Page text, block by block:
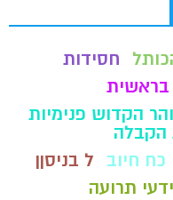
חסידות
הקדוש פנימיות
הקבלה
כח חיוב
ל בניסןן
תרועה